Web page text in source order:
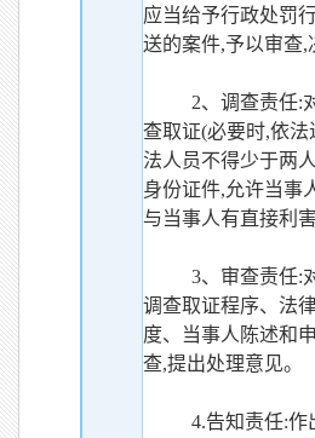
应当给予行政处罚
送的案件,予以审查,
2、调查责任:
查取证(必要时,依
法人员不得少于两
身份证件,允许当事
与当事人有直接利
3、审查责任:
调查取证程序、法
度、当事人陈述和
查,提出处理意见。
4.告知责任:作